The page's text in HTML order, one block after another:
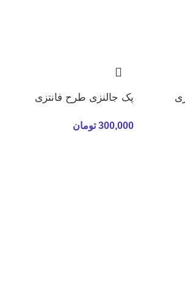
پک جالنزی طرح فانتزی
300,000 تومان